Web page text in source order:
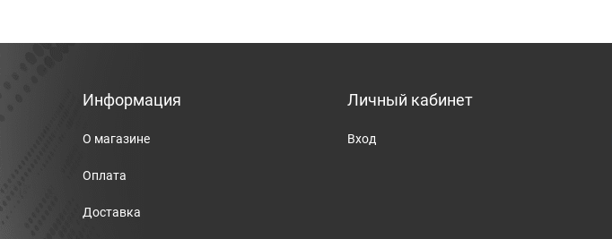
Информация
О магазине
Оплата
Доставка
Личный кабинет
Вход